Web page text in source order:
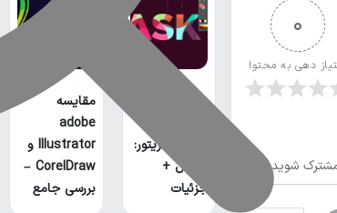
0
دهی به محتوا
شوید
آموزش ماسک
در ایلوستریتور:
مراحل +
جزئیات
مقایسه
adobe
Illustrator و
CorelDraw –
بررسی جامع